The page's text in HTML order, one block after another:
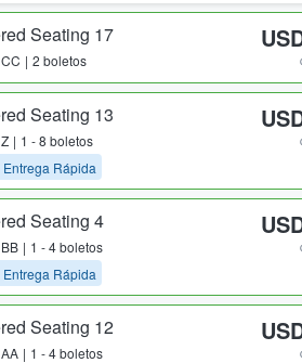
Seating 17
CC 2 boletos
Seating 13
Z
1 - 8 boletos
Entrega Rápida
Seating 4
BB
1 - 4 boletos
Entrega Rápida
Seating 12
AA
1 - 4 boletos